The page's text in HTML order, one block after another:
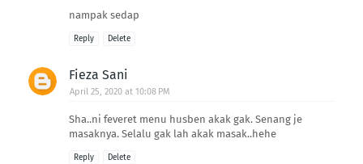
nampak sedap
Reply Delete
Fieza Sani
April 25, 2020 at 10:08 PM
Sha..ni feveret menu husben akak gak. Senang je
masaknya. Selalu gak lah akak masak..hehe
Reply Delete